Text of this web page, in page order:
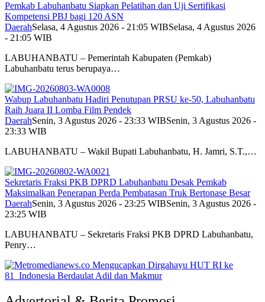
Pemkab Labuhanbatu Siapkan Pelatihan dan Uji Sertifikasi
Kompetensi PBJ bagi 120 ASN
DaerahSelasa, 4 Agustus 2026 - 21:05 WIBSelasa, 4 Agustus 2026
- 21:05 WIB
LABUHANBATU – Pemerintah Kabupaten (Pemkab)
Labuhanbatu terus berupaya…
Wabup Labuhanbatu Hadiri Penutupan PRSU ke-50, Labuhanbatu
Raih Juara II Lomba Film Pendek
DaerahSenin, 3 Agustus 2026 - 23:33 WIBSenin, 3 Agustus 2026 -
23:33 WIB
LABUHANBATU – Wakil Bupati Labuhanbatu, H. Jamri, S.T.,…
Sekretaris Fraksi PKB DPRD Labuhanbatu Desak Pemkab
Maksimalkan Penerapan Perda Pembatasan Truk Bertonase Besar
DaerahSenin, 3 Agustus 2026 - 23:25 WIBSenin, 3 Agustus 2026 -
23:25 WIB
LABUHANBATU – Sekretaris Fraksi PKB DPRD Labuhanbatu,
Penry…